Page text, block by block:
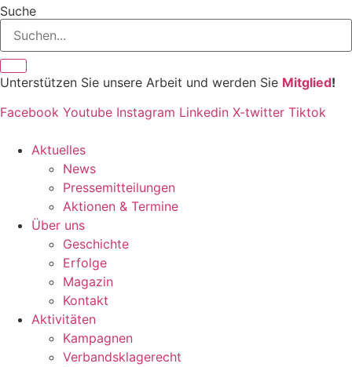
Suche
Unterstützen Sie unsere Arbeit und werden Sie Mitglied!
Facebook Youtube Instagram Linkedin X-twitter Tiktok
Aktuelles
News
Pressemitteilungen
Aktionen & Termine
Über uns
Geschichte
Erfolge
Magazin
Kontakt
Aktivitäten
Kampagnen
Verbandsklagerecht